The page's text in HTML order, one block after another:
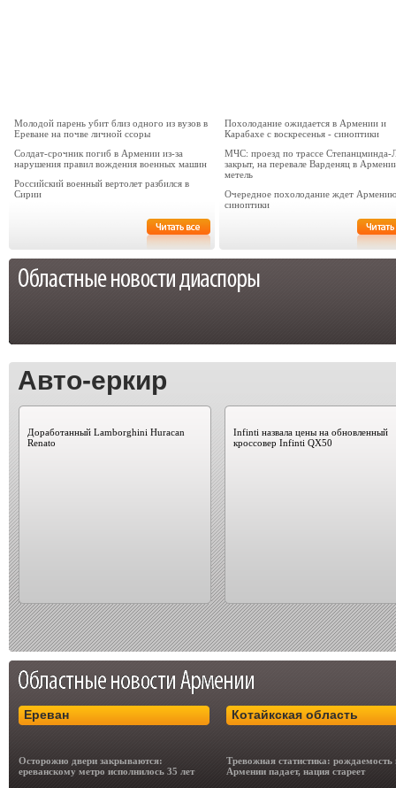
Молодой парень убит близ одного из вузов в
Ереване на почве личной ссоры
Солдат-срочник погиб в Армении из-за
нарушения правил вождения военных машин
Российский военный вертолет разбился в
Сирии
Похолодание ожидается в Армении и
Карабахе с воскресенья - синоптики
МЧС: проезд по трассе Степанцминда-
закрыт, на перевале Варденяц в
метель
Очередное похолодание ждет
синоптики
Авто-еркир
Доработанный Lamborghini Huracan
Renato
Infinti назвала цены на обновленный
кроссовер Infinti QX50
Ереван
Осторожно двери закрываются:
ереванскому метро исполнилось 35 лет
Котайкская область
Тревожная статистика: рождаемость
Армении падает, нация стареет